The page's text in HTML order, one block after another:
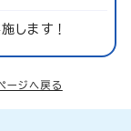
します！
ージへ戻る